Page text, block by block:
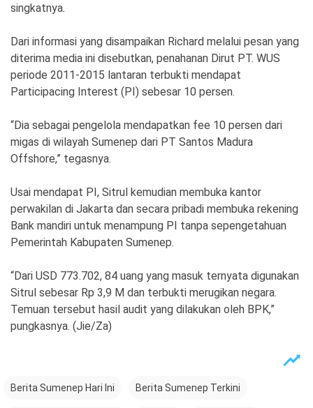
Copyright
Indonesia
.
All
Reserve
singkatnya.
Dari informasi yang disampaikan Richard melalui pesan yang
diterima media ini disebutkan, penahanan Dirut PT. WUS
periode 2011-2015 lantaran terbukti mendapat
Participacing Interest (PI) sebesar 10 persen.
“Dia sebagai pengelola mendapatkan fee 10 persen dari
migas di wilayah Sumenep dari PT Santos Madura
Offshore,” tegasnya.
Usai mendapat PI, Sitrul kemudian membuka kantor
perwakilan di Jakarta dan secara pribadi membuka rekening
Bank mandiri untuk menampung PI tanpa sepengetahuan
Pemerintah Kabupaten Sumenep.
“Dari USD 773.702, 84 uang yang masuk ternyata digunakan
Sitrul sebesar Rp 3,9 M dan terbukti merugikan negara.
Temuan tersebut hasil audit yang dilakukan oleh BPK,”
pungkasnya. (Jie/Za)
Berita Sumenep Hari Ini Berita Sumenep Terkini